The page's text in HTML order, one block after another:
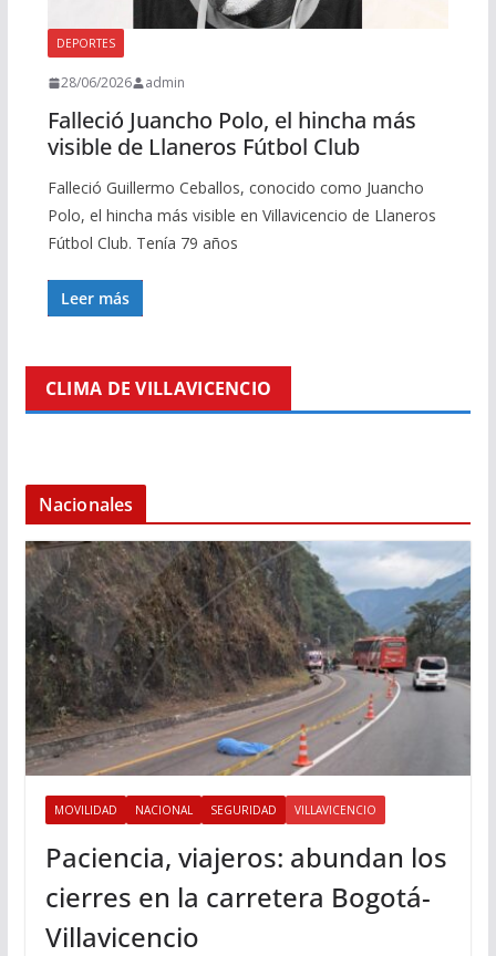
DEPORTES
28/06/2026 admin
Falleció Juancho Polo, el hincha más
visible de Llaneros Fútbol Club
Falleció Guillermo Ceballos, conocido como Juancho
Polo, el hincha más visible en Villavicencio de Llaneros
Fútbol Club. Tenía 79 años
Leer más
CLIMA DE VILLAVICENCIO
Nacionales
MOVILIDAD NACIONAL SEGURIDAD VILLAVICENCIO
Paciencia, viajeros: abundan los
cierres en la carretera Bogotá-
Villavicencio